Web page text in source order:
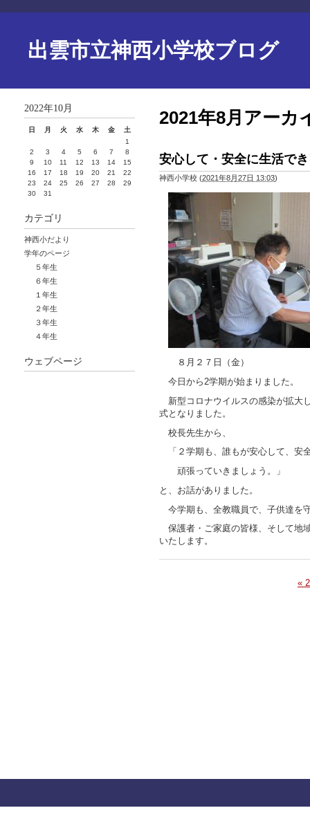
出雲市立神西小学校ブログ
2021年8月アーカ
安心して・安全に生活で
神西小学校 (2021年8月27日 13:03)
８月２７日（金）
今日から2学期が始まりました。
新型コロナウイルスの感染が拡大
式となりました。
校長先生から、
「２学期も、誰もが安心して、
頑張っていきましょう。」
と、お話がありました。
今学期も、全教職員で、子供達を
保護者・ご家庭の皆様、そして地
いたします。
«
2022年10月
日 月 火 水 木 金
土
1
2
3 4 5 6 7
8
9
10 11 12 13 14
15
16
17 18 19 20 21
22
23
24 25 26 27 28
29
30
31
カテゴリ
神西小だより
学年のページ
５年生
６年生
１年生
２年生
３年生
４年生
ウェブページ